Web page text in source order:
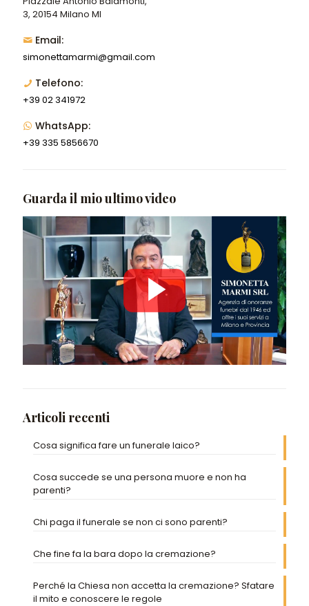
3, 20154 Milano MI
Email:
simonettamarmi@gmail.com
Telefono:
+39 02 341972
WhatsApp:
+39 335 5856670
Guarda il mio ultimo video
Articoli recenti
Cosa significa fare un funerale laico?
Cosa succede se una persona muore e non ha
parenti?
Chi paga il funerale se non ci sono parenti?
Che fine fa la bara dopo la cremazione?
Perché la Chiesa non accetta la cremazione? Sfatare
il mito e conoscere le regole